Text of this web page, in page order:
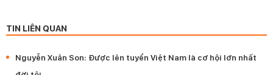
TIN LIÊN QUAN
Nguyễn Xuân Son: Được lên tuyển Việt Nam là cơ hội lớn nhất